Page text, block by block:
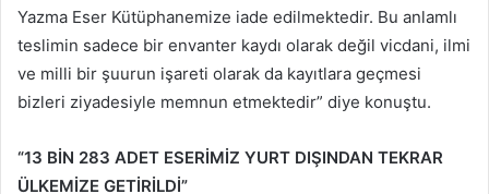
Yazma Eser Kütüphanemize iade edilmektedir. Bu anlamlı
teslimin sadece bir envanter kaydı olarak değil vicdani, ilmi
ve milli bir şuurun işareti olarak da kayıtlara geçmesi
bizleri ziyadesiyle memnun etmektedir” diye konuştu.
“13 BİN 283 ADET ESERİMİZ YURT DIŞINDAN TEKRAR
ÜLKEMİZE GETİRİLDİ”